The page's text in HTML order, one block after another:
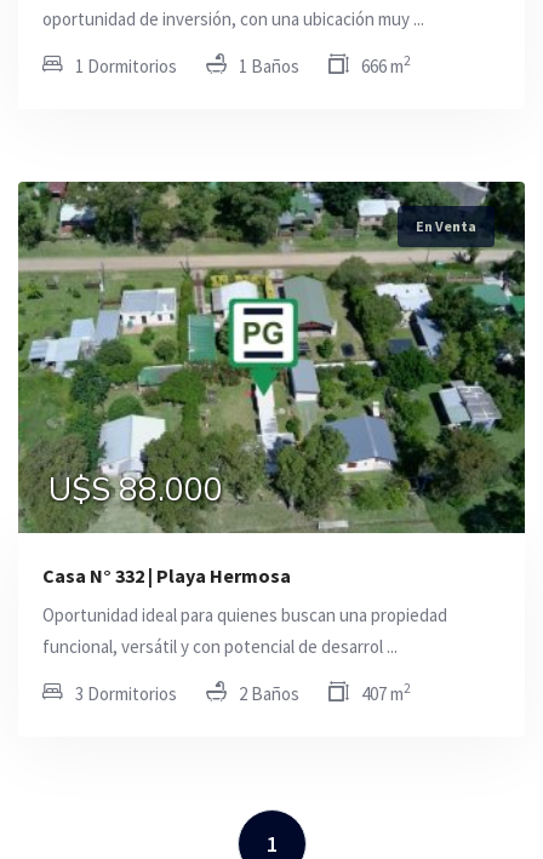
oportunidad de inversión, con una ubicación muy ...
1 Dormitorios 1 Baños 666 m2
En Venta
U$S 88.000
Casa N° 332 | Playa Hermosa
Oportunidad ideal para quienes buscan una propiedad
funcional, versátil y con potencial de desarrol ...
3 Dormitorios 2 Baños 407 m2
1